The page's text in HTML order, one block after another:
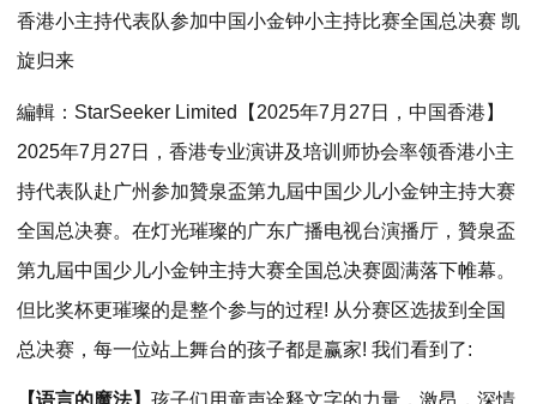
香港小主持代表队参加中国小金钟小主持比赛全国总决赛 凯
旋归来
編輯：StarSeeker Limited【2025年7月27日，中国香港】
2025年7月27日，香港专业演讲及培训师协会率领香港小主
持代表队赴广州参加贊泉盃第九屆中国少儿小金钟主持大赛
全国总决赛。在灯光璀璨的广东广播电视台演播厅，贊泉盃
第九屆中国少儿小金钟主持大赛全国总决赛圆满落下帷幕。
但比奖杯更璀璨的是整个参与的过程! 从分赛区选拔到全国
总决赛，每一位站上舞台的孩子都是赢家! 我们看到了: